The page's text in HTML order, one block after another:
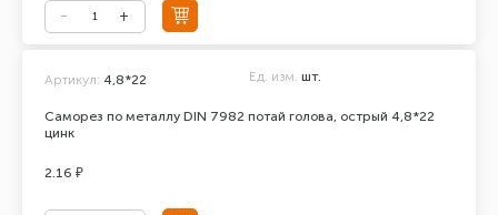
Саморез по металлу DIN 7982 потай голова, острый 4,8*22
цинк
Артикул: 4,8*22 Ед. изм. шт.
2.16 ₽